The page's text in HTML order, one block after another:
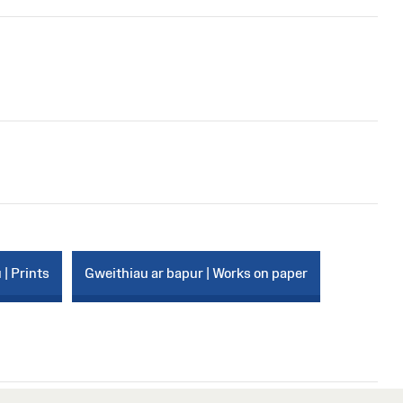
| Prints Gweithiau ar bapur | Works on paper